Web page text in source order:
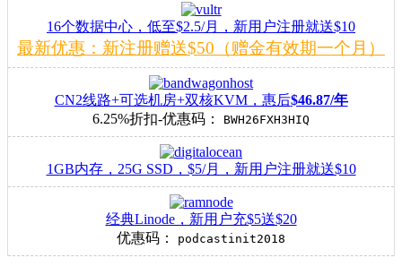
16个数据中心，低至$2.5/月，新用户注册就送$10
最新优惠：新注册赠送$50（赠金有效期一个月）
CN2线路+可选机房+双核KVM，惠后$46.87/年
6.25%折扣-优惠码：
BWH26FXH3HIQ
1GB内存，25G SSD，$5/月，新用户注册就送$10
经典Linode，新用户充$5送$20
优惠码：
podcastinit2018